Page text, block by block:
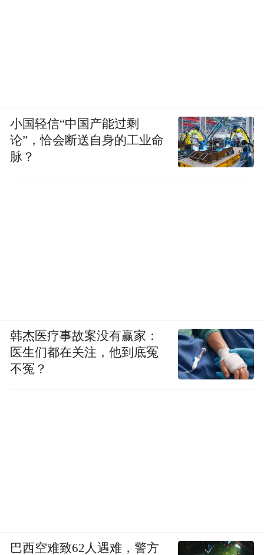
小国轻信“中国产能过剩
论”，恰会断送自身的工业命
脉？
韩杰医疗事故案没有赢家：
医生们都在关注，他到底冤
不冤？
巴西空难致62人遇难，警方